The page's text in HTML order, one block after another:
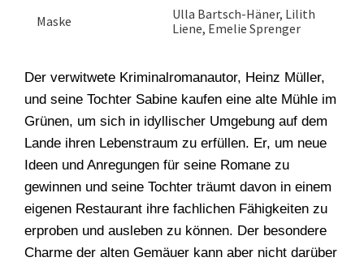
Maske
Ulla Bartsch-Häner, Lilith
Liene, Emelie Sprenger
Der verwitwete Kriminalromanautor, Heinz Müller,
und seine Tochter Sabine kaufen eine alte Mühle im
Grünen, um sich in idyllischer Umgebung auf dem
Lande ihren Lebenstraum zu erfüllen. Er, um neue
Ideen und Anregungen für seine Romane zu
gewinnen und seine Tochter träumt davon in einem
eigenen Restaurant ihre fachlichen Fähigkeiten zu
erproben und ausleben zu können. Der besondere
Charme der alten Gemäuer kann aber nicht darüber